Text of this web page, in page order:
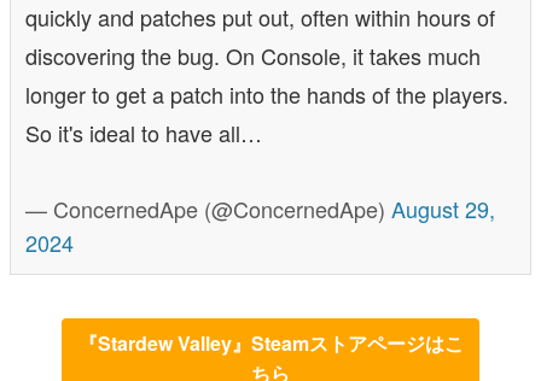
quickly and patches put out, often within hours of
discovering the bug. On Console, it takes much
longer to get a patch into the hands of the players.
So it's ideal to have all…
— ConcernedApe (@ConcernedApe) August 29,
2024
『Stardew Valley』Steamストアページはこ
ちら